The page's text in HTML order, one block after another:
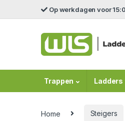
Skip to navigation
Skip to content Op werkdagen voor
Trappen Ladders
Home Steigers